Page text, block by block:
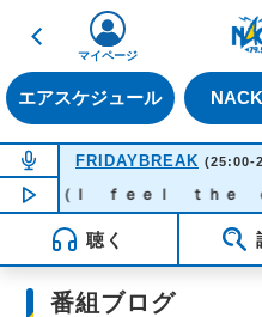
戻る
エアスケジュール
マイページ
NOW ON AIR
FRIDAYBREAK (25:00-
NOW PLAYING 03:50
で（Ｉ ｆｅｅｌ ｔｈｅ ｅｃ
聴く
番組ブログ